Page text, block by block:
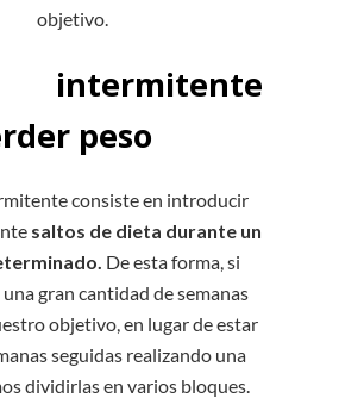
objetivo.
peso
consiste en introducir
saltos de dieta durante un
De esta forma, si
gran cantidad de semanas
objetivo, en lugar de estar
seguidas realizando una
dividirlas en varios bloques.